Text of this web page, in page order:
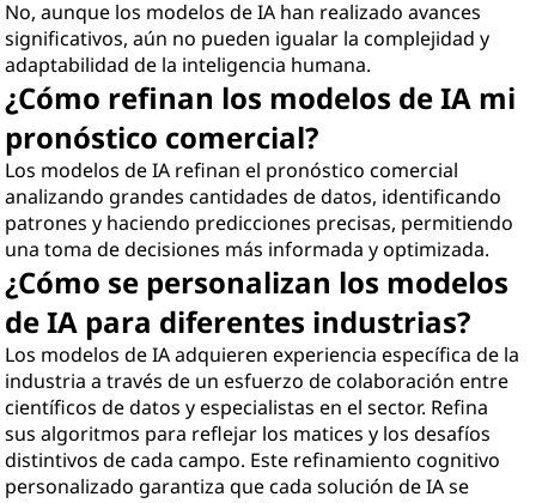
No, aunque los modelos de IA han realizado avances
significativos, aún no pueden igualar la complejidad y
adaptabilidad de la inteligencia humana.
¿Cómo refinan los modelos de IA mi
pronóstico comercial?
Los modelos de IA refinan el pronóstico comercial
analizando grandes cantidades de datos, identificando
patrones y haciendo predicciones precisas, permitiendo
una toma de decisiones más informada y optimizada.
¿Cómo se personalizan los modelos
de IA para diferentes industrias?
Los modelos de IA adquieren experiencia específica de la
industria a través de un esfuerzo de colaboración entre
científicos de datos y especialistas en el sector. Refina
sus algoritmos para reflejar los matices y los desafíos
distintivos de cada campo. Este refinamiento cognitivo
personalizado garantiza que cada solución de IA se